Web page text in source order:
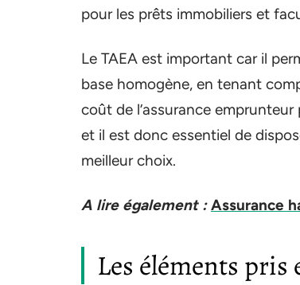
pour les prêts immobiliers et
Le TAEA est important car il
base homogène, en tenant
coût de l’assurance
et il est donc essentiel de
meilleur choix.
A lire également : Assurance
Les éléments pris